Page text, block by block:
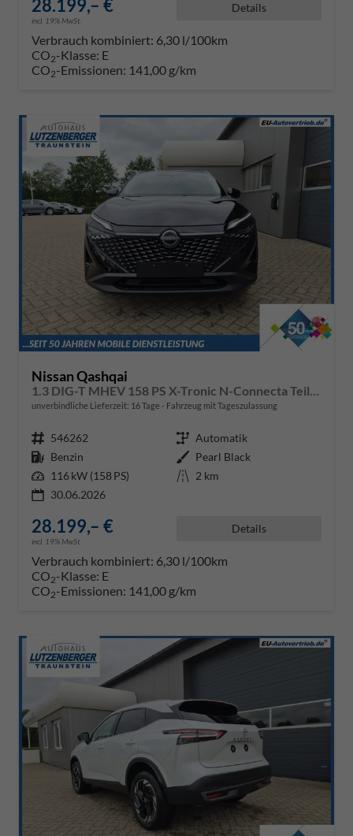
28.199,– €
incl. 19% MwSt.
Details
Verbrauch kombiniert: 6,30 l/100km
CO2-Klasse: E
CO2-Emissionen: 141,00 g/km
Nissan Qashqai
unverbindliche Lieferzeit: 16 Tage Fahrzeug mit Tageszulassung
Fahrzeugnr. 546262 Getriebe Automatik
Kraftstoff Benzin Außenfarbe Pearl Black
Leistung 116 kW (158 PS) Kilometerstand 2 km
30.06.2026
28.199,– €
incl. 19% MwSt.
Details
Verbrauch kombiniert: 6,30 l/100km
CO2-Klasse: E
CO2-Emissionen: 141,00 g/km